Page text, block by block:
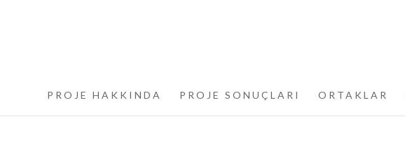
PROJE HAKKINDA PROJE SONUÇLARI ORTAKLAR